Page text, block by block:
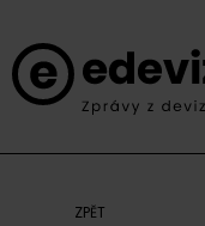
ZPĚT